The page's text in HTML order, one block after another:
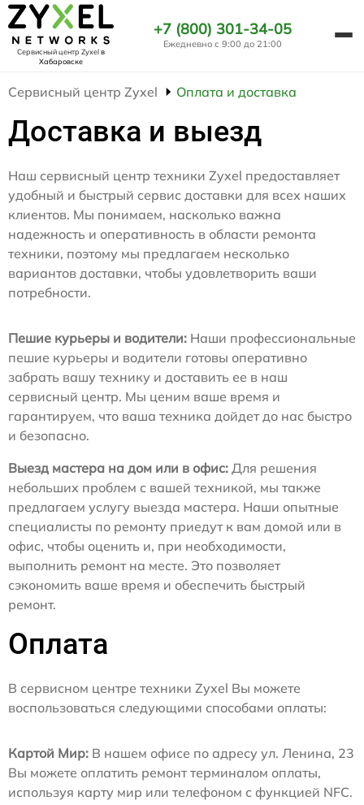
Сервисный центр Zyxelв
Хабаровске
+7 (800) 301-34-05
Ежедневно с 9:00 до 21:00
Сервисный центр Zyxel Оплата и доставка
Доставка и выезд
Наш сервисный центр техники Zyxel предоставляет
удобный и быстрый сервис доставки для всех наших
клиентов. Мы понимаем, насколько важна
надежность и оперативность в области ремонта
техники, поэтому мы предлагаем несколько
вариантов доставки, чтобы удовлетворить ваши
потребности.
Пешие курьеры и водители: Наши профессиональные
пешие курьеры и водители готовы оперативно
забрать вашу технику и доставить ее в наш
сервисный центр. Мы ценим ваше время и
гарантируем, что ваша техника дойдет до нас быстро
и безопасно.
Выезд мастера на дом или в офис: Для решения
небольших проблем с вашей техникой, мы также
предлагаем услугу выезда мастера. Наши опытные
специалисты по ремонту приедут к вам домой или в
офис, чтобы оценить и, при необходимости,
выполнить ремонт на месте. Это позволяет
сэкономить ваше время и обеспечить быстрый
ремонт.
Оплата
В сервисном центре техники Zyxel Вы можете
воспользоваться следующими способами оплаты:
Картой Мир: В нашем офисе по адресу ул. Ленина, 23
Вы можете оплатить ремонт терминалом оплаты,
используя карту мир или телефоном с функцией NFC.